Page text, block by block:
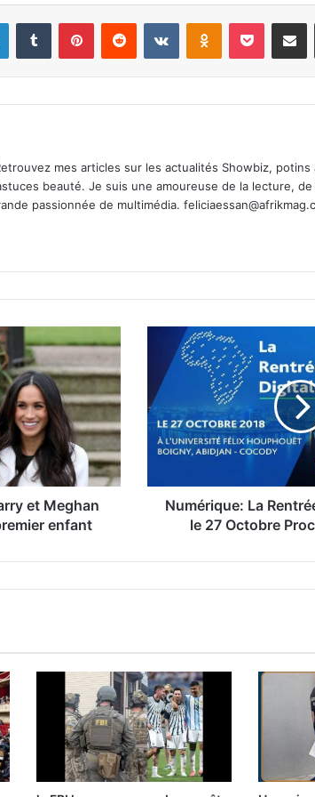
LinkedinTumblr PinterestReddit VKontakteOdnoklassniki
Pocket
mes articles sur les actualités Showbiz,
beauté. Je suis une amoureuse de la lecture,
passionnée de multimédia.
et Meghan
enfant
Numérique: La
le 27 Octobre